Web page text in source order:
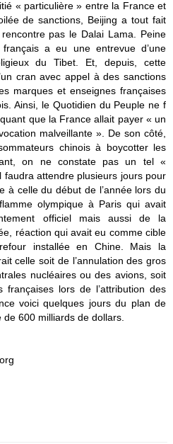
« particulière » entre la France et
de sanctions, Beijing a tout fait
pas le Dalai Lama. Peine
a eu une entrevue d’une
du Tibet. Et, depuis, cette
cran avec appel à des sanctions
marques et enseignes françaises
Ainsi, le Quotidien du Peuple ne f
que la France allait payer « un
malveillante ». De son côté,
chinois à boycotter les
on ne constate pas un tel «
faudra attendre plusieurs jours pour
à celle du début de l’année lors du
olympique à Paris qui avait
officiel mais aussi de la
réaction qui avait eu comme cible
installée en Chine. Mais la
celle soit de l’annulation des gros
nucléaires ou des avions, soit
françaises lors de l’attribution des
voici quelques jours du plan de
de 600 milliards de dollars.